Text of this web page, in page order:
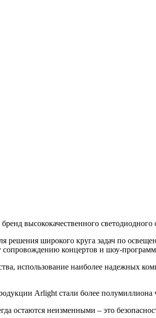
высококачественного
решения широкого круга задач по
сопровождению концертов и шоу-
использование наиболее надежных
Arlight стали более
остаются неизменными – это